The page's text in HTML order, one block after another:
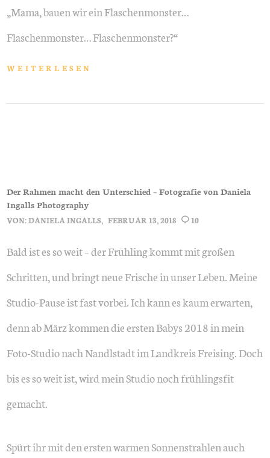
„Mama, bauen wir ein Flaschenmonster…
Flaschenmonster… Flaschenmonster?“
WEITERLESEN
Der Rahmen macht den Unterschied – Fotografie von Daniela
Ingalls Photography
VON:DANIELA INGALLS FEBRUAR 13, 2018 10
Bald ist es so weit – der Frühling kommt mit großen
Schritten, und bringt neue Frische in unser Leben. Meine
Studio-Pause ist fast vorbei. Ich kann es kaum erwarten,
denn ab März kommen die ersten Babys 2018 in mein
Foto-Studio nach Nandlstadt im Landkreis Freising. Doch
bis es so weit ist, wird mein Studio noch frühlingsfit
gemacht.
Spürt ihr mit den ersten warmen Sonnenstrahlen auch